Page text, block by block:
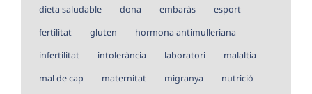
dieta saludable
dona embaràs
esport
fertilitat
gluten
hormona antimulleriana
infertilitat
intolerància laboratori
malaltia
mal de cap
maternitat migranya
nutrició